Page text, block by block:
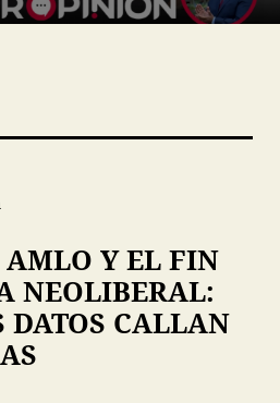
Y EL FIN
NEOLIBERAL:
DATOS CALLAN